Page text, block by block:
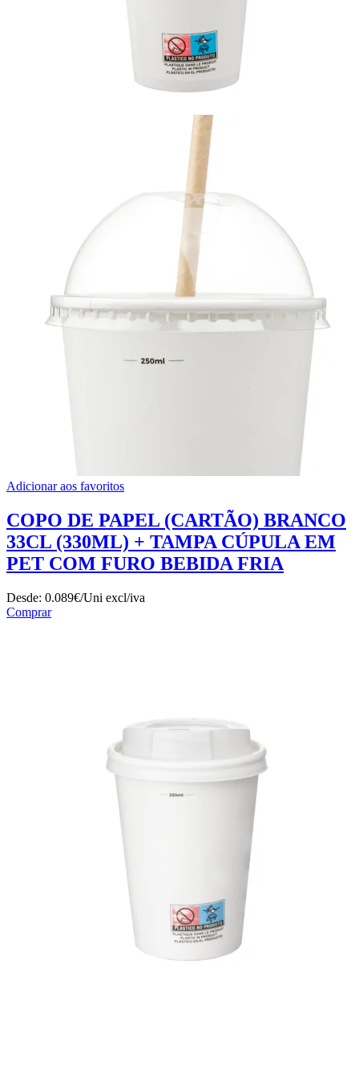
Adicionar aos favoritos
COPO DE PAPEL (CARTÃO) BRANCO
33CL (330ML) + TAMPA CÚPULA EM
PET COM FURO BEBIDA FRIA
Desde: 0.089€/Uni excl/iva
Comprar